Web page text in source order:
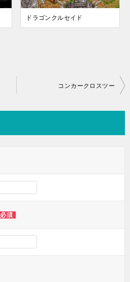
ドラゴンクルセイド
コンカークロスツー
必須